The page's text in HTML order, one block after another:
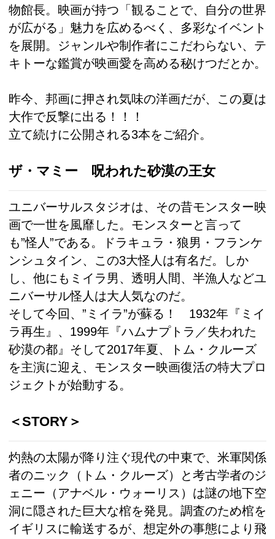
物館長。映画が持つ「観ることで、自分の世界
が広がる」魅力を広めるべく、多彩なイベント
を展開。ジャンルや制作者にこだわらない、テ
キトーな鑑賞が映画愛を高める秘けつだとか。
昨今、邦画に押され気味の洋画だが、この夏は
大作で反撃に出る！！！
立て続けに公開される3本をご紹介。
ザ・マミー 呪われた砂漠の王女
ユニバーサルスタジオは、その昔モンスター映
画で一世を風靡した。モンスターと言って
も”怪人”である。ドラキュラ・狼男・フランケ
ンシュタイン、この3大怪人は有名だ。しか
し、他にもミイラ男、透明人間、半漁人などユ
ニバーサル怪人は大人気なのだ。
そして今回、”ミイラ”が蘇る！ 1932年『ミイ
ラ再生』、1999年『ハムナプトラ／失われた
砂漠の都』そして2017年夏、トム・クルーズ
を主演に迎え、モンスター映画復活の特大プロ
ジェクトが始動する。
＜STORY＞
灼熱の太陽が降り注ぐ現代の中東で、米軍関係
者のニック（トム・クルーズ）と考古学者のジ
ェニー（アナベル・ウォーリス）は謎の地下空
洞に隠された巨大な棺を発見。調査のため棺を
イギリスに輸送するが、想定外の事態により飛